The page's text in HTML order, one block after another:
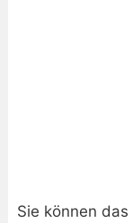
Sie können das